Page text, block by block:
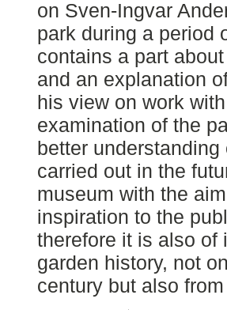
on Sven-Ingvar
park during a period
contains a part
and an explanation
his view on work
examination of the
better
carried out in the
museum with the
inspiration to the
therefore it is also of
garden history, not
century but also